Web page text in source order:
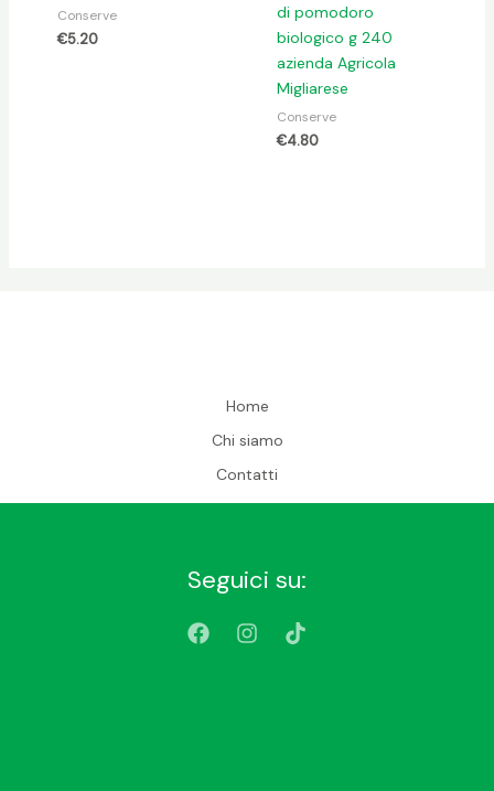
Conserve
€5.20
di pomodoro
biologico g 240
azienda Agricola
Migliarese
Conserve
€4.80
Home
Chi siamo
Contatti
Seguici su: